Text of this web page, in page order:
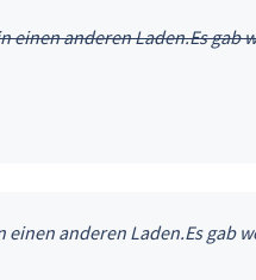
einen anderen Laden.Es gab
einen anderen Laden.Es gab